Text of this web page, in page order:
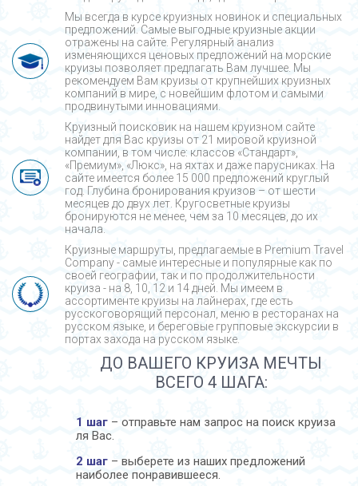
Мы всегда в курсе круизных новинок и специальных
предложений. Самые выгодные круизные акции
отражены на сайте. Регулярный анализ
изменяющихся ценовых предложений на морские
круизы позволяет предлагать Вам лучшее. Мы
рекомендуем Вам круизы от крупнейших круизных
компаний в мире, с новейшим флотом и самыми
продвинутыми инновациями.
Круизный поисковик на нашем круизном сайте
найдет для Вас круизы от 21 мировой круизной
компании, в том числе: классов «Стандарт»,
«Премиум», «Люкс», на яхтах и даже парусниках. На
сайте имеется более 15 000 предложений круглый
год. Глубина бронирования круизов – от шести
месяцев до двух лет. Кругосветные круизы
бронируются не менее, чем за 10 месяцев, до их
начала.
Круизные маршруты, предлагаемые в Premium Travel
Company - cамые интересные и популярные как по
своей географии, так и по продолжительности
круиза - на 8, 10, 12 и 14 дней. Мы имеем в
ассортименте круизы на лайнерах, где есть
русскоговорящий персонал, меню в ресторанах на
русском языке, и береговые групповые экскурсии в
портах захода на русском языке.
ДО ВАШЕГО КРУИЗА МЕЧТЫ
ВСЕГО 4 ШАГА:
1 шаг – отправьте нам запрос на поиск круиза
ля Вас.
2 шаг – выберете из наших предложений
наиболее понравившееся.